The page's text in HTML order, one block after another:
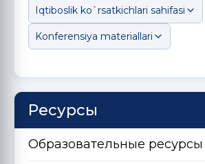
Iqtiboslik ko`rsatkichlari sahifasi
Konferensiya materiallari
Ресурсы
Образовательные ресурсы